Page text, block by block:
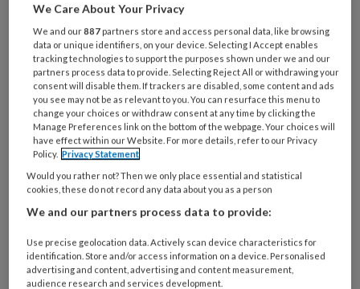
andere de loonsverhoging van 15
procent, de inzet op meer inspraak, de
aanpak van de hoge werkdruk voor
sociaal werkers in vaste dienst en de
verhoging van de
onregelmatigheidstoeslag.
We Care About Your Privacy
We and our887 partners store and access personal data, like browsing
data or unique identifiers, on your device. Selecting I Accept enables
tracking technologies to support the purposes shown under we and our
partners process data to provide. Selecting Reject All or withdrawing your
consent will disable them. If trackers are disabled, some content and ads
you see may not be as relevant to you. You can resurface this menu to
change your choices or withdraw consent at any time by clicking the
Manage Preferences link on the bottom of the webpage. Your choices will
have effect within our Website. For more details, refer to our Privacy
Policy. Privacy Statement
Would you rather not? Then we only place essential and statistical
cookies, these do not record any data about you as a person
We and our partners process data to provide:
Use precise geolocation data. Actively scan device characteristics for
identification. Store and/or access information on a device. Personalised
advertising and content, advertising and content measurement,
audience research and services development.